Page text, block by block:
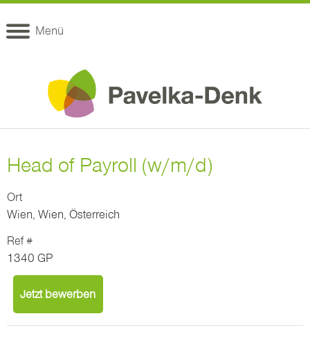
Menü
Head of Payroll (w/m/d)
Ort
Wien, Wien, Österreich
Ref #
1340 GP
Jetzt bewerben